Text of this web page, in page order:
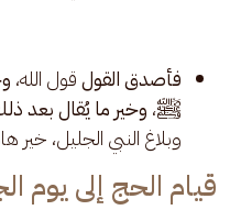
فأصدق القولقول الله،
ﷺ، وخير ما يُقال بعد
وبلاغ النبي الجليل،
قيام الحج إلى يوم